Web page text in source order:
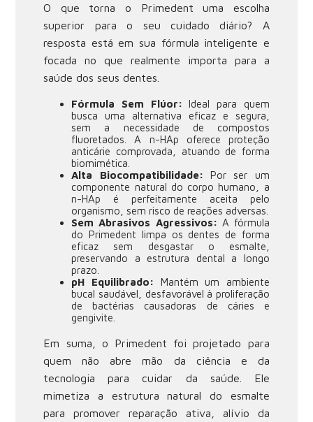
O que torna o Primedent uma escolha
superior para o seu cuidado diário? A
resposta está em sua fórmula inteligente e
focada no que realmente importa para a
saúde dos seus dentes.
Fórmula Sem Flúor: Ideal para quem
busca uma alternativa eficaz e segura,
sem a necessidade de compostos
fluoretados. A n-HAp oferece proteção
anticárie comprovada, atuando de forma
biomimética.
Alta Biocompatibilidade: Por ser um
componente natural do corpo humano, a
n-HAp é perfeitamente aceita pelo
organismo, sem risco de reações adversas.
Sem Abrasivos Agressivos: A fórmula
do Primedent limpa os dentes de forma
eficaz sem desgastar o esmalte,
preservando a estrutura dental a longo
prazo.
pH Equilibrado: Mantém um ambiente
bucal saudável, desfavorável à proliferação
de bactérias causadoras de cáries e
gengivite.
Em suma, o Primedent foi projetado para
quem não abre mão da ciência e da
tecnologia para cuidar da saúde. Ele
mimetiza a estrutura natural do esmalte
para promover reparação ativa, alívio da